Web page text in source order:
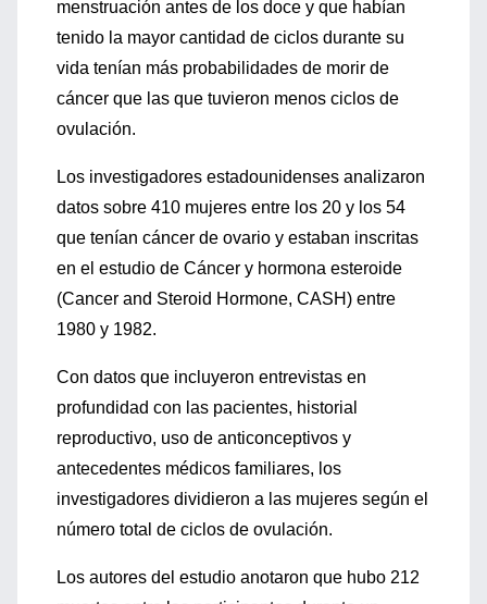
menstruación antes de los doce y que habían
tenido la mayor cantidad de ciclos durante su
vida tenían más probabilidades de morir de
cáncer que las que tuvieron menos ciclos de
ovulación.
Los investigadores estadounidenses analizaron
datos sobre 410 mujeres entre los 20 y los 54
que tenían cáncer de ovario y estaban inscritas
en el estudio de Cáncer y hormona esteroide
(Cancer and Steroid Hormone, CASH) entre
1980 y 1982.
Con datos que incluyeron entrevistas en
profundidad con las pacientes, historial
reproductivo, uso de anticonceptivos y
antecedentes médicos familiares, los
investigadores dividieron a las mujeres según el
número total de ciclos de ovulación.
Los autores del estudio anotaron que hubo 212